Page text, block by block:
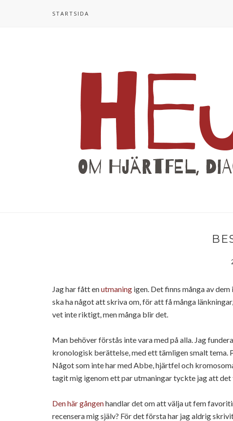
STARTSIDA
Jag har fått enutmaning igen. Det finns många av
ska ha något att skriva om, för att få många
vet inte riktigt, men många blir det.
Man behöver förstås inte vara med på alla. Jag
kronologisk berättelse, med ett tämligen smalt tema.
Något som inte har med Abbe, hjärtfel och
tagit mig igenom ett par utmaningar tyckte jag att det
Den här gångenhandlar det om att välja ut fem
recensera mig själv? För det första har jag aldrig